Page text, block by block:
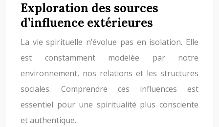
Exploration des sources
d’influence extérieures
La vie spirituelle n’évolue pas en isolation. Elle
est constamment modelée par notre
environnement, nos relations et les structures
sociales. Comprendre ces influences est
essentiel pour une spiritualité plus consciente
et authentique.